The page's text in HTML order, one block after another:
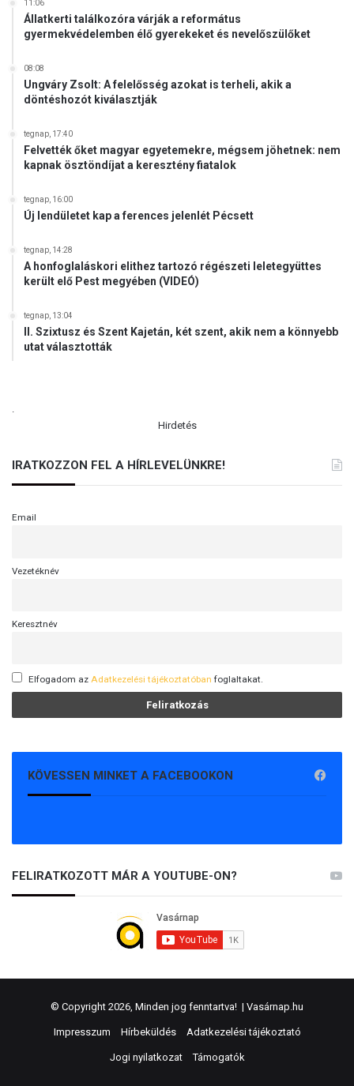
11:06
Állatkerti találkozóra várják a református
gyermekvédelemben élő gyerekeket és nevelőszülőket
08:08
Ungváry Zsolt: A felelősség azokat is terheli, akik a
döntéshozót kiválasztják
tegnap, 17:40
Felvették őket magyar egyetemekre, mégsem jöhetnek: nem
kapnak ösztöndíjat a keresztény fiatalok
tegnap, 16:00
Új lendületet kap a ferences jelenlét Pécsett
tegnap, 14:28
A honfoglaláskori elithez tartozó régészeti leletegyüttes
került elő Pest megyében (VIDEÓ)
tegnap, 13:04
II. Szixtusz és Szent Kajetán, két szent, akik nem a könnyebb
utat választották
.
Hirdetés
IRATKOZZON FEL A HÍRLEVELÜNKRE!
Email
Vezetéknév
Keresztnév
Elfogadom az Adatkezelési tájékoztatóban foglaltakat.
KÖVESSEN MINKET A FACEBOOKON
FELIRATKOZOTT MÁR A YOUTUBE-ON?
© Copyright 2026, Minden jog fenntartva! | Vasárnap.hu
Impresszum Hírbeküldés Adatkezelési tájékoztató
Jogi nyilatkozat Támogatók